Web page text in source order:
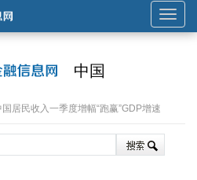
展
开
中国
国居民收入一季度增幅“跑赢”GDP增速